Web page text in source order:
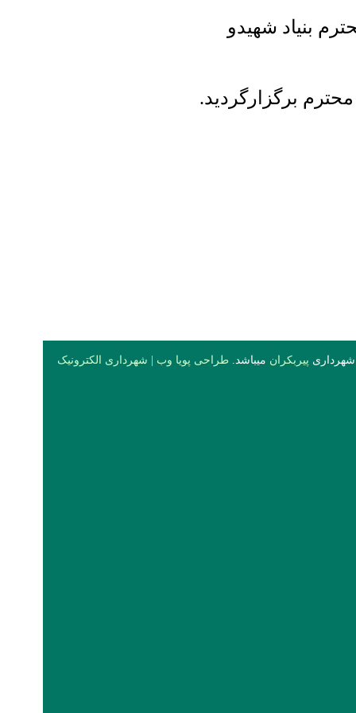
بنیاد شهیدو
برگزارگردید.
پیربکران میباشد.طراحی پویا وب شهرداری الکترونیک